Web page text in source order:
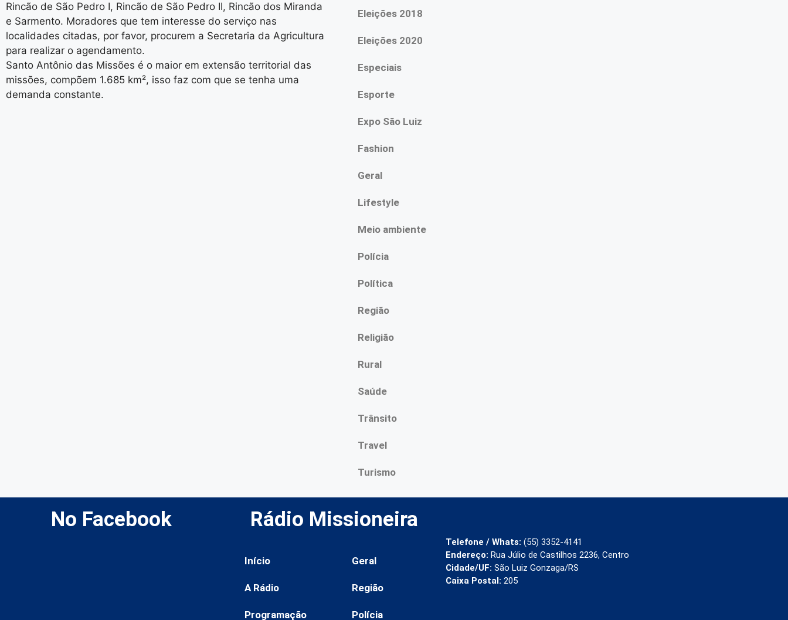
Rincão de São Pedro I, Rincão de São Pedro II, Rincão dos Miranda
e Sarmento. Moradores que tem interesse do serviço nas
localidades citadas, por favor, procurem a Secretaria da Agricultura
para realizar o agendamento.
Santo Antônio das Missões é o maior em extensão territorial das
missões, compõem 1.685 km², isso faz com que se tenha uma
demanda constante.
Eleições 2018
Eleições 2020
Especiais
Esporte
Expo São Luiz
Fashion
Geral
Lifestyle
Meio ambiente
Polícia
Política
Região
Religião
Rural
Saúde
Trânsito
Travel
Turismo
No Facebook Rádio Missioneira
Início
A Rádio
Programação
Geral
Região
Polícia
Telefone / Whats: (55) 3352-4141
Endereço: Rua Júlio de Castilhos 2236, Centro
Cidade/UF: São Luiz Gonzaga/RS
Caixa Postal: 205